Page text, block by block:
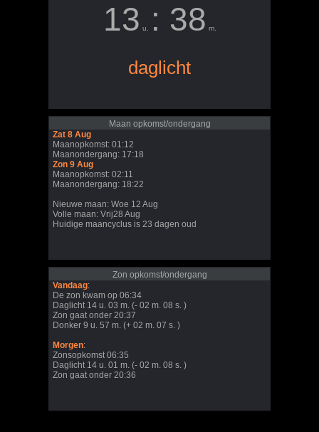
13 u. : 38 m.
daglicht
Maan opkomst/ondergang
Zat 8 Aug
Maanopkomst: 01:12
Maanondergang: 17:18
Zon 9 Aug
Maanopkomst: 02:11
Maanondergang: 18:22
Nieuwe maan: Woe 12 Aug
Volle maan: Vrij28 Aug
Huidige maancyclus is 23 dagen oud
Zon opkomst/ondergang
Vandaag:
De zon kwam op 06:34
Daglicht 14 u. 03 m. (- 02 m. 08 s. )
Zon gaat onder 20:37
Donker 9 u. 57 m. (+ 02 m. 07 s. )
Morgen:
Zonsopkomst 06:35
Daglicht 14 u. 01 m. (- 02 m. 08 s. )
Zon gaat onder 20:36